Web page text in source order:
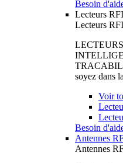
Besoin
Lecteurs
Lecteurs
soyez dans
Voir
Besoin
Antennes
Antennes